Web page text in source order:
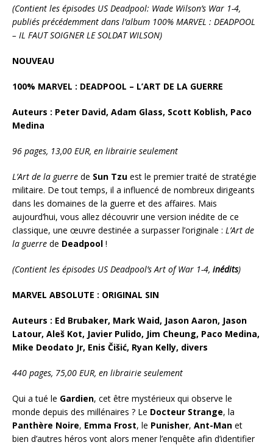
(Contient les épisodes US Deadpool: Wade Wilson’s War 1-4,
publiés précédemment dans l’album 100% MARVEL : DEADPOOL
– IL FAUT SOIGNER LE SOLDAT WILSON)
NOUVEAU
100% MARVEL : DEADPOOL – L’ART DE LA GUERRE
Auteurs : Peter David, Adam Glass, Scott Koblish, Paco
Medina
96 pages, 13,00 EUR, en librairie seulement
L’Art de la guerre de Sun Tzu est le premier traité de stratégie
militaire. De tout temps, il a influencé de nombreux dirigeants
dans les domaines de la guerre et des affaires. Mais
aujourd’hui, vous allez découvrir une version inédite de ce
classique, une œuvre destinée a surpasser l’originale : L’Art de
la guerre de Deadpool !
(Contient les épisodes US Deadpool’s Art of War 1-4, inédits)
MARVEL ABSOLUTE : ORIGINAL SIN
Auteurs : Ed Brubaker, Mark Waid, Jason Aaron, Jason
Latour, Aleš Kot, Javier Pulido, Jim Cheung, Paco Medina,
Mike Deodato Jr, Enis Čišić, Ryan Kelly, divers
440 pages, 75,00 EUR, en librairie seulement
Qui a tué le Gardien, cet être mystérieux qui observe le
monde depuis des millénaires ? Le Docteur Strange, la
Panthère Noire, Emma Frost, le Punisher, Ant-Man et
bien d’autres héros vont alors mener l’enquête afin d’identifier